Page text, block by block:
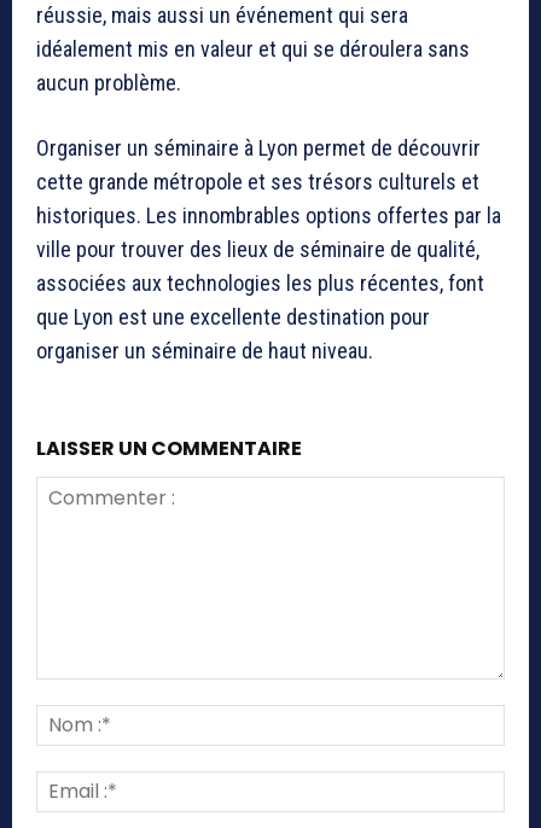
réussie, mais aussi un événement qui sera
idéalement mis en valeur et qui se déroulera sans
aucun problème.
Organiser un séminaire à Lyon permet de découvrir
cette grande métropole et ses trésors culturels et
historiques. Les innombrables options offertes par la
ville pour trouver des lieux de séminaire de qualité,
associées aux technologies les plus récentes, font
que Lyon est une excellente destination pour
organiser un séminaire de haut niveau.
LAISSER UN COMMENTAIRE
:*
:*